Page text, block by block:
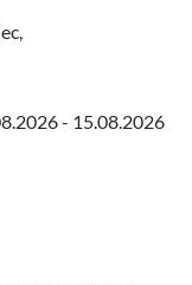
- 15.08.2026